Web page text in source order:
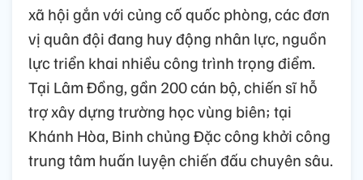
xã hội gắn với củng cố quốc phòng, các đơn
vị quân đội đang huy động nhân lực, nguồn
lực triển khai nhiều công trình trọng điểm.
Tại Lâm Đồng, gần 200 cán bộ, chiến sĩ hỗ
trợ xây dựng trường học vùng biên; tại
Khánh Hòa, Binh chủng Đặc công khởi công
trung tâm huấn luyện chiến đấu chuyên sâu.